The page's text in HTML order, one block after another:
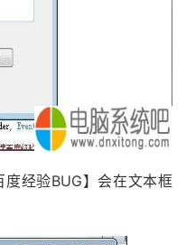
经验BUG】会在文本框